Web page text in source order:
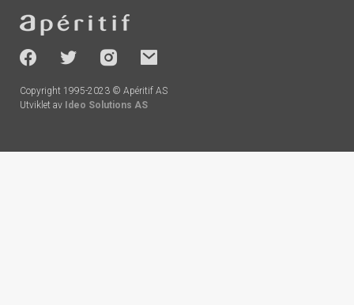
-
socials
Copyright 1995-2023 © Apéritif AS
Utviklet av Ideo Solutions AS